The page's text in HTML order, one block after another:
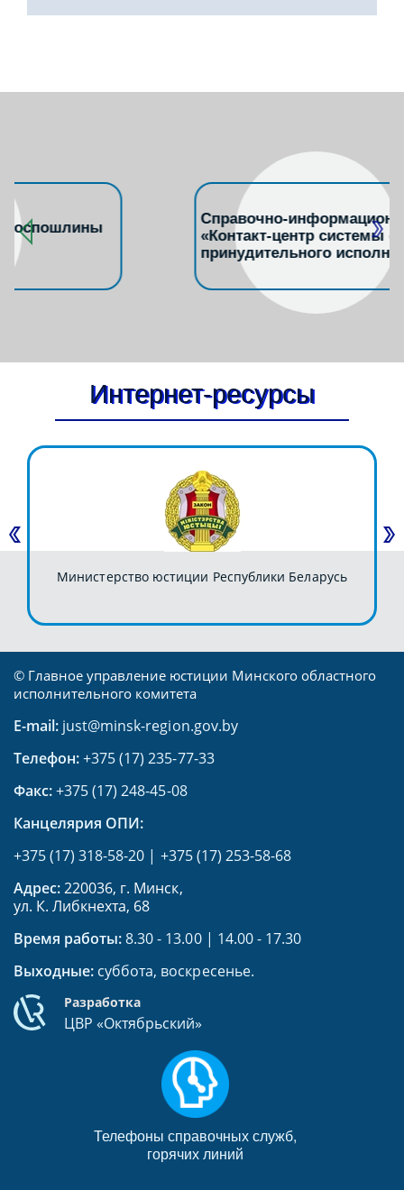
Справочно-информационная служба
«Контакт-центр системы органов
принудительного исполнения»
Интернет-ресурсы
Министерство юстиции Республики Беларусь
© Главное управление юстиции Минского областного
исполнительного комитета
Адрес:220036, г. Минск,
ул. К. Либкнехта, 68
Время работы:8.30 - 13.00 | 14.00 - 17.30
Выходные: суббота, воскресенье.
Разработка
ЦВР «Октябрьский»
E-mail: just@minsk-region.gov.by
Телефон:+375 (17) 235-77-33
Факс:+375 (17) 248-45-08
Канцелярия ОПИ:
+375 (17) 318-58-20 | +375 (17) 253-58-68
Телефоны справочных служб,
горячих линий